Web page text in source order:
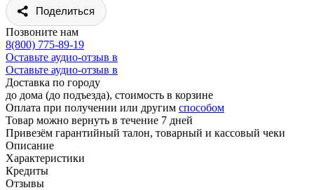
Поделиться
Позвоните нам
8(800) 775-89-19
Оставьте аудио-отзыв в
Оставьте аудио-отзыв в
Доставка по городу
до дома (до подъезда), стоимость в корзине
Оплата при получении или другим способом
Товар можно вернуть в течение 7 дней
Привезём гарантийный талон, товарный и кассовый чеки
Описание
Характеристики
Кредиты
Отзывы